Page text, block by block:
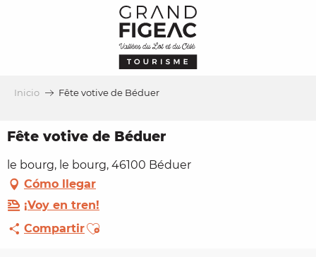
Inicio Fête votive de Béduer
Fête votive de Béduer
le bourg, le bourg, 46100 Béduer
Cómo llegar
¡Voy en tren!
CompartirAjouter aux favoris